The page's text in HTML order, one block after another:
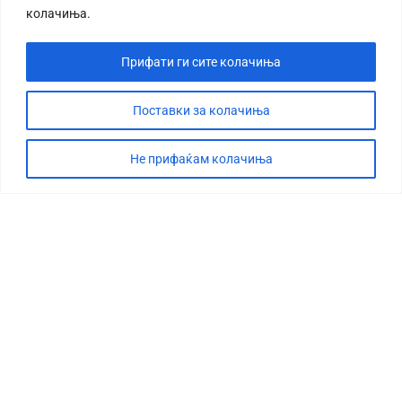
колачиња.
Поставки за колачиња
Не прифаќам колачиња
Прифати ги сите колачиња